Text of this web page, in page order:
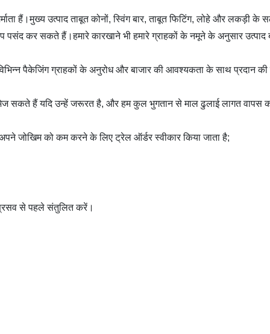
हैं।मुख्य उत्पाद ताबूत कोनों, स्विंग बार, ताबूत फिटिंग, लोहे और लकड़ी के
पसंद कर सकते हैं।हमारे कारखाने भी हमारे ग्राहकों के नमूने के अनुसार
विभिन्न पैकेजिंग ग्राहकों के अनुरोध और बाजार की आवश्यकता के साथ प्रदान
भेज सकते हैं यदि उन्हें जरूरत है, और हम कुल भुगतान से माल ढुलाई लागत वापस
जोखिम को कम करने के लिए ट्रेल ऑर्डर स्वीकार किया जाता है;
से पहले संतुलित करें।